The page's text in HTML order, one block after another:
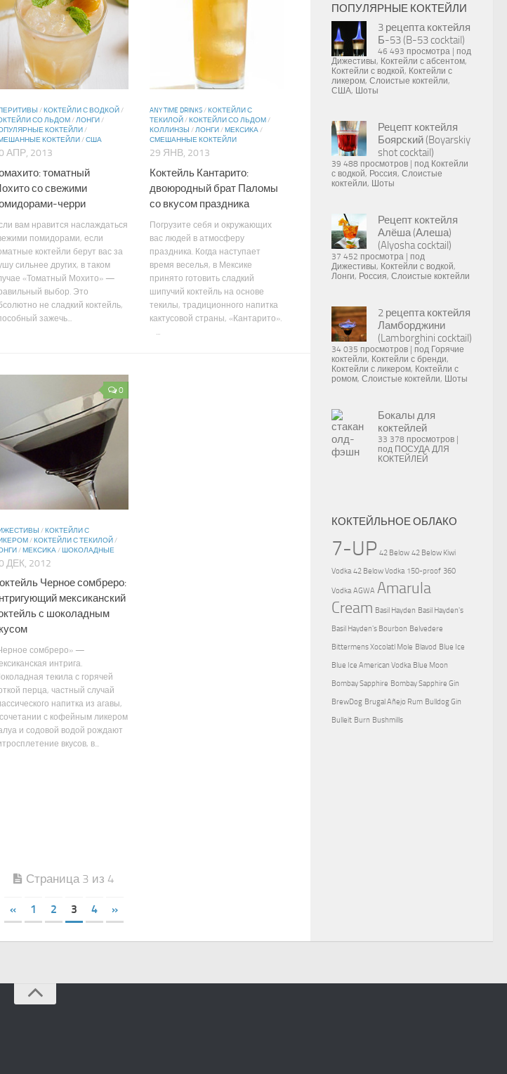
/КОКТЕЙЛИ С ВОДКОЙ/
СО ЛЬДОМ/ЛОНГИ/
КОКТЕЙЛИ/
КОКТЕЙЛИ/США
АПР, 2013
томатный
со свежими
черри
вам нравится наслаждаться
помидорами, если
коктейли берут вас за
сильнее других, в таком
«Томатный Мохито» —
выбор. Это
не сладкий коктейль,
зажечь...
ANY TIME DRINKS/КОКТЕЙЛИ С
ТЕКИЛОЙ/КОКТЕЙЛИ СО ЛЬДОМ/
КОЛЛИНЗЫ /ЛОНГИ/МЕКСИКА/
СМЕШАННЫЕ КОКТЕЙЛИ
29 ЯНВ, 2013
Коктейль Кантарито:
двоюродный брат Паломы
со вкусом праздника
Погрузите себя и окружающих
вас людей в атмосферу
праздника. Когда наступает
время веселья, в Мексике
принято готовить сладкий
шипучий коктейль на основе
текилы, традиционного напитка
кактусовой страны, «Кантарито».
0
/КОКТЕЙЛИ С
/КОКТЕЙЛИ С ТЕКИЛОЙ/
/МЕКСИКА/ШОКОЛАДНЫЕ
ДЕК, 2012
Черное сомбреро:
мексиканский
с шоколадным
сомбреро» —
интрига.
текила с горячей
перца, частный случай
напитка из агавы,
с кофейным ликером
и содовой водой рождают
вкусов, в...
Страница 3 из 4
« 1 2 3 4 »
ПОПУЛЯРНЫЕ КОКТЕЙЛИ
3 рецепта коктейля
Б-53 (B-53 cocktail)
46 493 просмотра
под
Дижестивы, Коктейли с абсентом,
Коктейли с водкой, Коктейли с
ликером, Слоистые коктейли,
США, Шоты
Рецепт коктейля
Боярский (Boyarskiy
shot cocktail)
39 488 просмотров под Коктейли
с водкой, Россия, Слоистые
коктейли, Шоты
Рецепт коктейля
Алёша (Алеша)
(Alyosha cocktail)
37 452 просмотра
под
Дижестивы, Коктейли с водкой,
Лонги, Россия, Слоистые коктейли
2 рецепта коктейля
Ламборджини
(Lamborghini cocktail)
34 035 просмотров под Горячие
коктейли, Коктейли с бренди,
Коктейли с ликером, Коктейли с
ромом, Слоистые коктейли, Шоты
Бокалы для
коктейлей
33 378 просмотров
под ПОСУДА ДЛЯ
КОКТЕЙЛЕЙ
КОКТЕЙЛЬНОЕ ОБЛАКО
7-UP 42 Below 42 Below Kiwi
Vodka 42 Below Vodka 150-proof 360
Vodka AGWA Amarula
Cream Basil Hayden Basil Hayden's
Basil Hayden's Bourbon Belvedere
Bittermens Xocolatl Mole Blavod Blue Ice
Blue Ice American Vodka Blue Moon
Bombay Sapphire Bombay Sapphire Gin
BrewDog Brugal Añejo Rum Bulldog Gin
Bulleit Burn Bushmills